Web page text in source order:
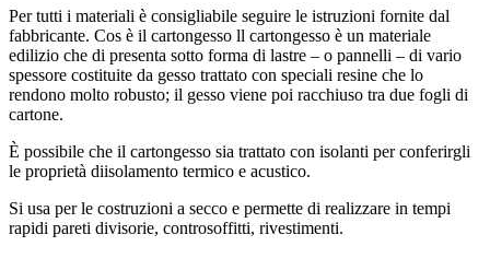
Per tutti i materiali è consigliabile seguire le istruzioni fornite dal
fabbricante. Cos è il cartongesso ll cartongesso è un materiale
edilizio che di presenta sotto forma di lastre – o pannelli – di vario
spessore costituite da gesso trattato con speciali resine che lo
rendono molto robusto; il gesso viene poi racchiuso tra due fogli di
cartone.
È possibile che il cartongesso sia trattato con isolanti per conferirgli
le proprietà diisolamento termico e acustico.
Si usa per le costruzioni a secco e permette di realizzare in tempi
rapidi pareti divisorie, controsoffitti, rivestimenti.